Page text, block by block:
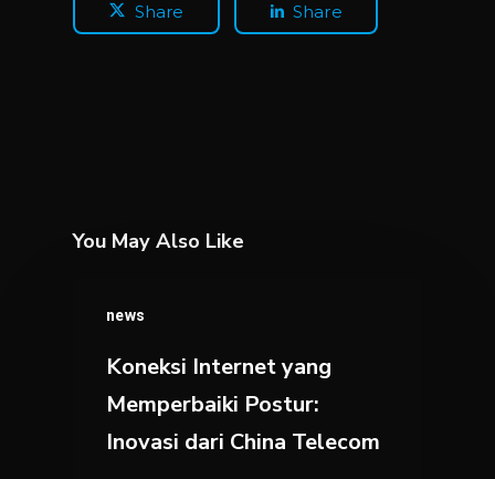
Share Share
You May Also Like
news
Internet
yang
Postur:
Inovasi
Koneksi Internet yang
Memperbaiki Postur:
Inovasi dari China Telecom